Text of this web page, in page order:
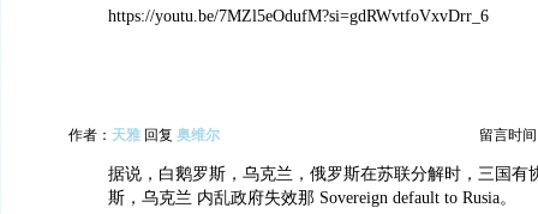
https://youtu.be/7MZl5eOdufM?si=gdRWvtfoVxvDrr_6
作者： 天雅 回复 奥维尔 留言时间
据说，白鹅罗斯，乌克兰，俄罗斯在苏联分解时，三国有
斯，乌克兰 内乱政府失效那 Sovereign default to Rusia。